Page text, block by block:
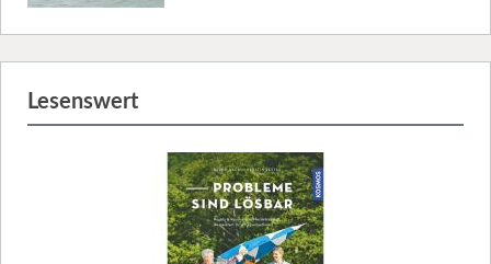
Lesenswert